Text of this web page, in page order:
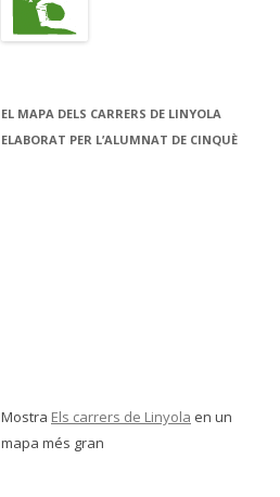
EL MAPA DELS CARRERS DE LINYOLA
ELABORAT PER L’ALUMNAT DE CINQUÈ
Mostra Els carrers de Linyola en un
mapa més gran